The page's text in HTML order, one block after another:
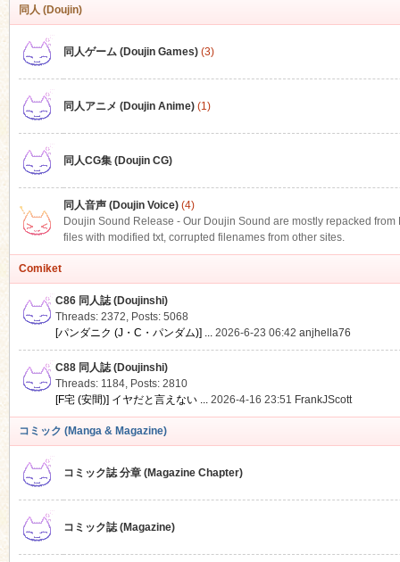
同人 (Doujin)
同人ゲーム (Doujin Games)(3)
同人アニメ (Doujin Anime)(1)
同人CG集 (Doujin CG)
同人音声 (Doujin Voice)(4)
Doujin Sound Release - Our Doujin Sound are mostly repacked
files with modified txt, corrupted filenames from other sites.
Comiket
C86 同人誌 (Doujinshi)
Threads: 2372, Posts: 5068
[パンダニク (J・C・パンダム)] ... 2026-6-23 06:42 anjhella76
C88 同人誌 (Doujinshi)
Threads: 1184, Posts: 2810
[F宅 (安間)] イヤだと言えない ... 2026-4-16 23:51 FrankJScott
コミック (Manga & Magazine)
コミック誌 分章 (Magazine Chapter)
コミック誌 (Magazine)